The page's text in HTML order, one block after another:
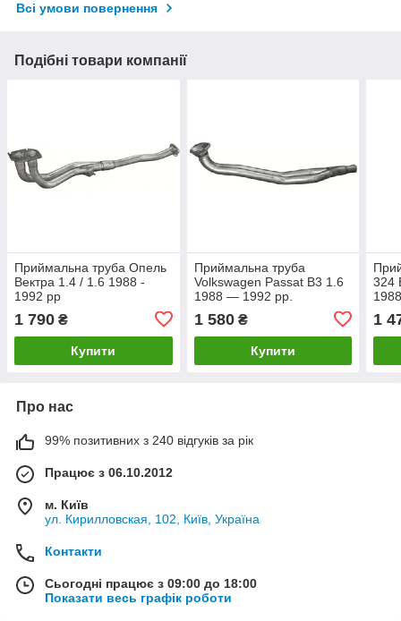
Всі умови повернення
Подібні товари компанії
Приймальна труба Опель
Вектра 1.4 / 1.6 1988 -
1992 рр
1 790 ₴
Купити
Приймальна труба
Volkswagen Passat B3 1.6
1988 — 1992 рр.
1 580₴
Купити
324
1
Про нас
99% позитивних з 240 відгуків за рік
Працює з 06.10.2012
м. Київ
ул. Кирилловская, 102, Київ, Україна
Контакти
Сьогодні працює з 09:00 до 18:00
Показати весь графік роботи